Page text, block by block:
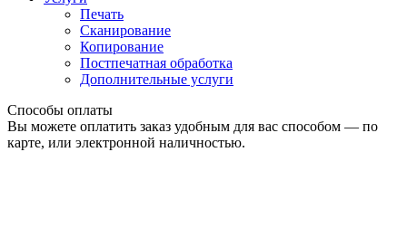
Печать
Сканирование
Копирование
Постпечатная обработка
Дополнительные услуги
Способы оплаты
Вы можете оплатить заказ удобным для вас способом — по
карте, или электронной наличностью.